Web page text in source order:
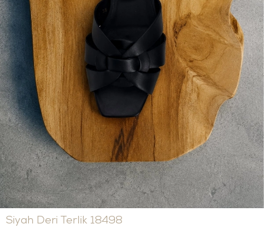
Siyah Deri Terlik 18498